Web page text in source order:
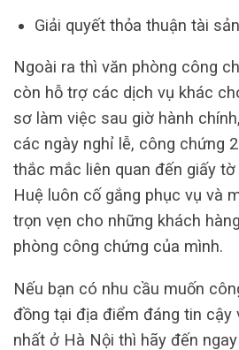
Giải quyết thỏa thuận tài
Ngoài ra thì văn phòng công
còn hỗ trợ các dịch vụ khác
sơ làm việc sau giờ hành
các ngày nghỉ lễ, công chứng
thắc mắc liên quan đến giấy tờ
Huệ luôn cố gắng phục vụ và
trọn vẹn cho những khách
phòng công chứng của mình.
Nếu bạn có nhu cầu muốn
đồng tại địa điểm đáng tin cậy
nhất ở Hà Nội thì hãy đến